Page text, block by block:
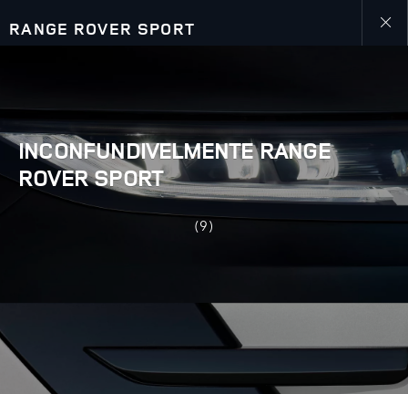
RANGE ROVER SPORT
gallery
INCONFUNDIVELMENTE RANGE
ROVER SPORT
(9)